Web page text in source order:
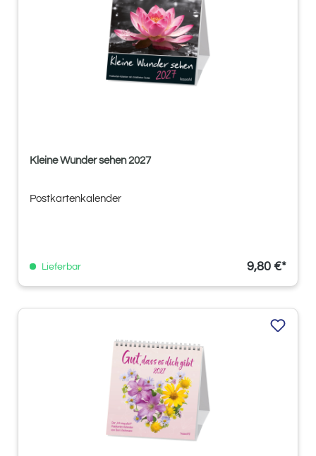
Kleine Wunder sehen 2027
Postkartenkalender
Lieferbar 9,80 €*